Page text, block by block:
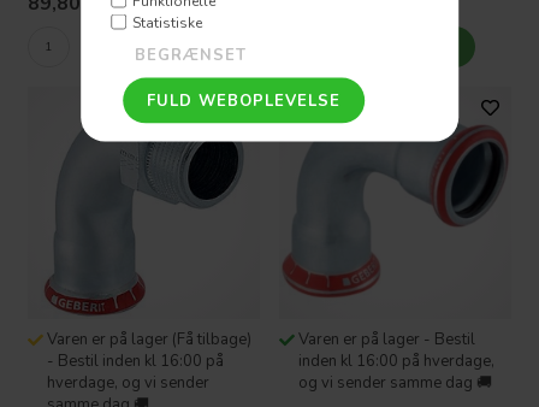
Statistiske
Varen er på lager (Få tilbage)
- Bestil inden kl 16:00 på
hverdage, og vi sender
Varen er på lager - Bestil
inden kl 16:00 på hverdage,
og vi sender samme dag 🚚